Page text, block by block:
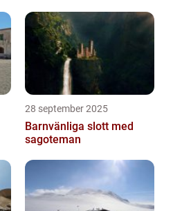
28 september 2025
Barnvänliga slott med
sagoteman